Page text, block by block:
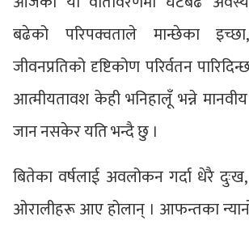
बढेको परिपक्वताले मान्छेका
जीवनप्रतिको दृष्टिकोण परिर्वतन
आत्मीयतावश केही भनिहालूँ भन्ने मानवीय
जान नसकेर यति भन्दै छु ।
बितेका वर्षलाई अवलोकन गर्दा धेरै
ओरालीहरू आए होलान् । आफन्तका